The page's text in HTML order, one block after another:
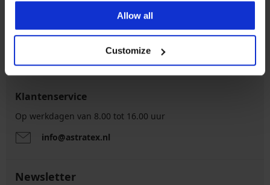
Allow all
Customize Slimme maattabel
Klantenservice
Op werkdagen van 8.00 tot 16.00 uur
info@astratex.nl
Newsletter